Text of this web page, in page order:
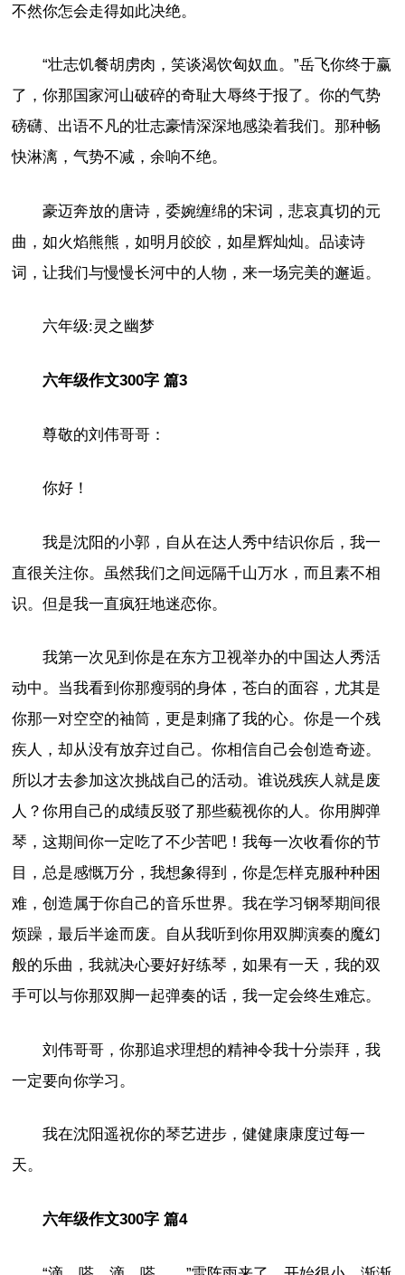
不然你怎会走得如此决绝。
“壮志饥餐胡虏肉，笑谈渴饮匈奴血。”岳飞你终于赢
了，你那国家河山破碎的奇耻大辱终于报了。你的气势
磅礴、出语不凡的壮志豪情深深地感染着我们。那种畅
快淋漓，气势不减，余响不绝。
豪迈奔放的唐诗，委婉缠绵的宋词，悲哀真切的元
曲，如火焰熊熊，如明月皎皎，如星辉灿灿。品读诗
词，让我们与慢慢长河中的人物，来一场完美的邂逅。
六年级:灵之幽梦
六年级作文300字 篇3
尊敬的刘伟哥哥：
你好！
我是沈阳的小郭，自从在达人秀中结识你后，我一
直很关注你。虽然我们之间远隔千山万水，而且素不相
识。但是我一直疯狂地迷恋你。
我第一次见到你是在东方卫视举办的中国达人秀活
动中。当我看到你那瘦弱的身体，苍白的面容，尤其是
你那一对空空的袖筒，更是刺痛了我的心。你是一个残
疾人，却从没有放弃过自己。你相信自己会创造奇迹。
所以才去参加这次挑战自己的活动。谁说残疾人就是废
人？你用自己的成绩反驳了那些藐视你的人。你用脚弹
琴，这期间你一定吃了不少苦吧！我每一次收看你的节
目，总是感慨万分，我想象得到，你是怎样克服种种困
难，创造属于你自己的音乐世界。我在学习钢琴期间很
烦躁，最后半途而废。自从我听到你用双脚演奏的魔幻
般的乐曲，我就决心要好好练琴，如果有一天，我的双
手可以与你那双脚一起弹奏的话，我一定会终生难忘。
刘伟哥哥，你那追求理想的精神令我十分崇拜，我
一定要向你学习。
我在沈阳遥祝你的琴艺进步，健健康康度过每一
天。
六年级作文300字 篇4